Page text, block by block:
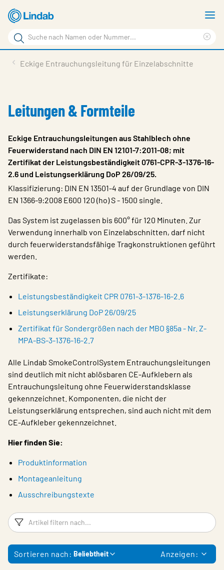
Zum
Hauptinhalt
springen
Suchbegriff
Seite
durchsuchen
Inspiration
Unternehmen
Nachhaltigkeit
Wähle Sprache
Eckige Entrauchungsleitung für Einzelabschnitte
Leitungen & Formteile
Eckige Entrauchungsleitungen aus Stahlblech ohne
Feuerwiderstand nach DIN EN 12101-7:2011-08; mit
Zertifikat der Leistungsbeständigkeit 0761-CPR-3-1376-16-
2.6 und Leistungserklärung DoP 26/09/25.
Klassifizierung: DIN EN 13501-4 auf der Grundlage von DIN
EN 1366-9:2008 E600 120 (ho) S - 1500 single.
Das System ist zugelassen bis 600° für 120 Minuten. Zur
Verwendung innerhalb von Einzelabschnitten, darf nicht
durch feuerwiderstandsfähige Tragkonstruktionen geführt
werden.
Zertifikate:
Leistungsbeständigkeit CPR 0761-3-1376-16-2.6
Leistungserklärung DoP 26/09/25
Zertifikat für Sondergrößen nach der MBO §85a - Nr. Z-
MPA-BS-3-1376-16-2.7
Alle Lindab SmokeControlSystem Entrauchungsleitungen
sind deutlich mit nicht ablösbaren CE-Aufklebern als
Entrauchungsleitung ohne Feuerwiderstandsklasse
gekennzeichnet. Komponenten, die nicht der
Leistungserklärung entsprechen, sind auch nicht mit dem
CE-Aufkleber gekennzeichnet.
Hier finden Sie:
Produktinformation
Montageanleitung
Ausschreibungstexte
Filter
Sortieren nach: Beliebtheit Anzeigen: